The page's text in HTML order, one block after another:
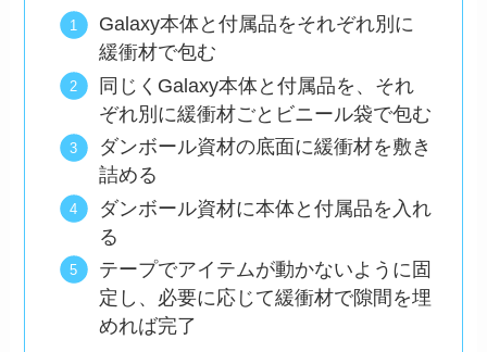
Galaxy本体と付属品をそれぞれ別に
緩衝材で包む
同じくGalaxy本体と付属品を、それ
ぞれ別に緩衝材ごとビニール袋で包む
ダンボール資材の底面に緩衝材を敷き
詰める
ダンボール資材に本体と付属品を入れ
る
テープでアイテムが動かないように固
定し、必要に応じて緩衝材で隙間を埋
めれば完了